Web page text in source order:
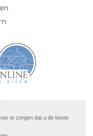
te zorgen dat u de beste